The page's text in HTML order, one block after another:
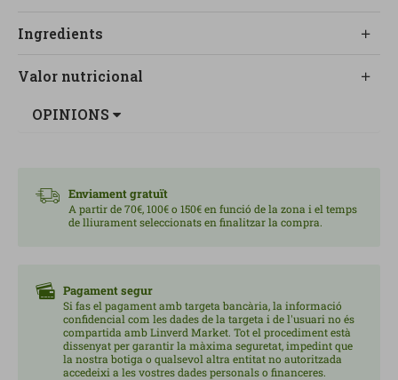
Enviament gratuït
A partir de 70€, 100€ o 150€ en funció de la zona i el temps
de lliurament seleccionats en finalitzar la compra.
Pagament segur
Si fas el pagament amb targeta bancària, la informació
confidencial com les dades de la targeta i de l'usuari no és
compartida amb Linverd Market. Tot el procediment està
dissenyat per garantir la màxima seguretat, impedint que
la nostra botiga o qualsevol altra entitat no autoritzada
accedeixi a les vostres dades personals o financeres.
integrar-se fàcilment en la rutina.
Són ideals per portar a sobre i consumir en qualsevol
moment, especialment en èpoques de fred o canvis
afegits sense renunciar al sabor.
A Linverd apostem per complements pràctics que
acompanyen un estil de vida saludable.
Contingut: 18 unitats.
Ingredients
Valor nutricional
OPINIONS